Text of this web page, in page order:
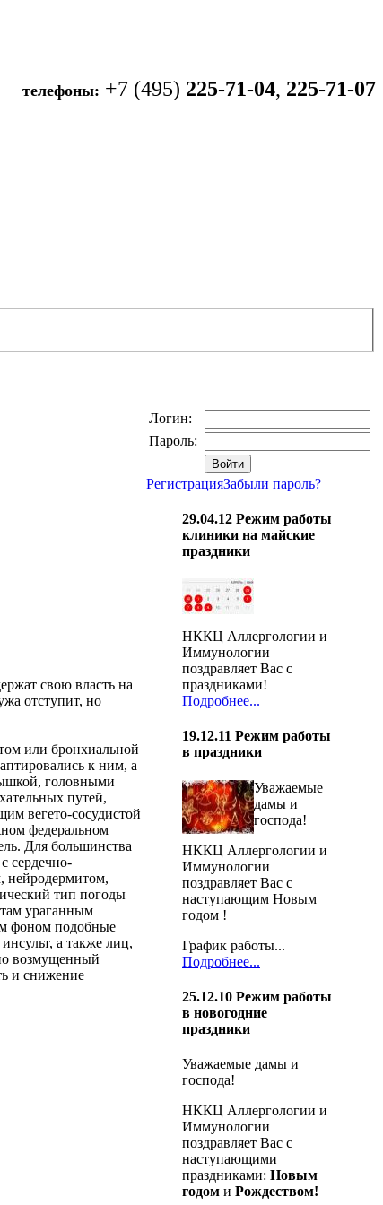
телефоны: +7 (495) 225-71-04, 225-71-07
свою власть на
отступит, но
или бронхиальной
к ним, а
головными
путей,
вегето-сосудистой
федеральном
Для большинства
сердечно-
нейродермитом,
тип погоды
ураганным
фоном подобные
а также лиц,
возмущенный
и снижение
Логин:
Пароль:
РегистрацияЗабыли пароль?
29.04.12 Режим работы
клиники на майские
праздники
НККЦ Аллергологии и
Иммунологии
поздравляет Вас с
праздниками!
Подробнее...
19.12.11 Режим работы
в праздники
Уважаемые
дамы и
господа!
НККЦ Аллергологии и
Иммунологии
поздравляет Вас с
наступающим Новым
годом !
График работы...
Подробнее...
25.12.10 Режим работы
в новогодние
праздники
Уважаемые дамы и
господа!
НККЦ Аллергологии и
Иммунологии
поздравляет Вас с
наступающими
праздниками: Новым
годом и Рождеством!